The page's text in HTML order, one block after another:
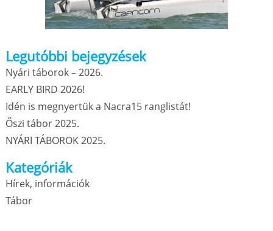
Legutóbbi bejegyzések
Nyári táborok – 2026.
EARLY BIRD 2026!
Idén is megnyertük a Nacra15 ranglistát!
Őszi tábor 2025.
NYÁRI TÁBOROK 2025.
Kategóriák
Hírek, információk
Tábor